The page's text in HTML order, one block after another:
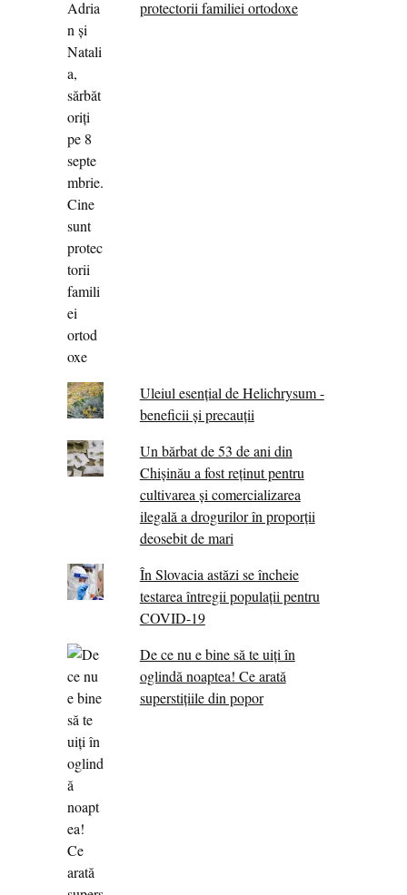
protectorii familiei ortodoxe
Uleiul esențial de Helichrysum -
beneficii și precauții
Un bărbat de 53 de ani din
Chișinău a fost reținut pentru
cultivarea și comercializarea
ilegală a drogurilor în proporții
deosebit de mari
În Slovacia astăzi se încheie
testarea întregii populații pentru
COVID-19
De ce nu e bine să te uiți în
oglindă noaptea! Ce arată
superstițiile din popor